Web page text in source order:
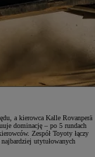
a kierowca Kalle Rovanperä
dominację – po 5 rundach
Zespół Toyoty łączy
utytułowanych